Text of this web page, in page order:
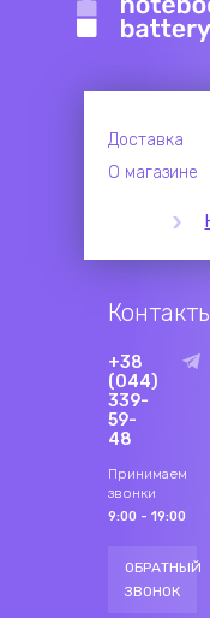
Доставка
О магазине
+38
(044)
339-
59-
48
Принимаем
звонки
9:00 - 19:00
ОБРАТНЫЙ
ЗВОНОК